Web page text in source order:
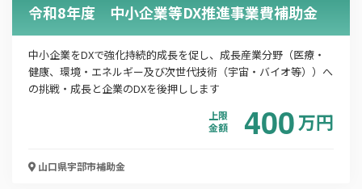
お名前
会社名
メールアドレス
令和8年度 中小企業等DX推進事業費補助金
中小企業をDXで強化持続的成長を促し、成長産業分野（医療・
健康、環境・エネルギー及び次世代技術（宇宙・バイオ等））へ
の挑戦・成長と企業のDXを後押しします
上限
金額
400万円
山口県宇部市補助金